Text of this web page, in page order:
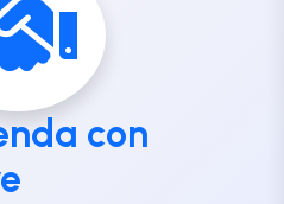
con